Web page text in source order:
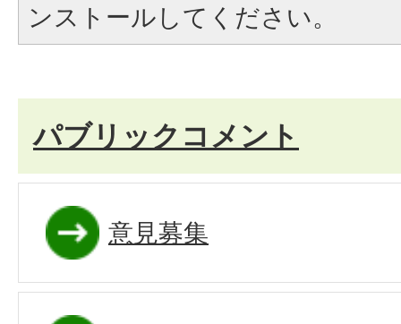
ンストールしてください。
パブリックコメント
意見募集